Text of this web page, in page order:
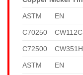
ASTM EN
C70250 CW112C
C72500 CW351H
ASTM EN